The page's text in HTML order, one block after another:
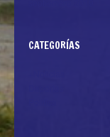
CATEGORÍAS